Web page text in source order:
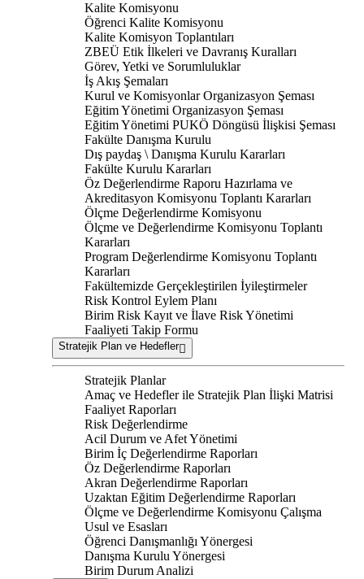
Kalite Komisyonu
Öğrenci Kalite Komisyonu
Kalite Komisyon Toplantıları
ZBEÜ Etik İlkeleri ve Davranış Kuralları
Görev, Yetki ve Sorumluluklar
İş Akış Şemaları
Kurul ve Komisyonlar Organizasyon Şeması
Eğitim Yönetimi Organizasyon Şeması
Eğitim Yönetimi PUKÖ Döngüsü İlişkisi Şeması
Fakülte Danışma Kurulu
Dış paydaş \ Danışma Kurulu Kararları
Fakülte Kurulu Kararları
Öz Değerlendirme Raporu Hazırlama ve
Akreditasyon Komisyonu Toplantı Kararları
Ölçme Değerlendirme Komisyonu
Ölçme ve Değerlendirme Komisyonu Toplantı
Kararları
Program Değerlendirme Komisyonu Toplantı
Kararları
Fakültemizde Gerçekleştirilen İyileştirmeler
Risk Kontrol Eylem Planı
Birim Risk Kayıt ve İlave Risk Yönetimi
Faaliyeti Takip Formu
Stratejik Plan ve Hedefler
Stratejik Planlar
Amaç ve Hedefler ile Stratejik Plan İlişki Matrisi
Faaliyet Raporları
Risk Değerlendirme
Acil Durum ve Afet Yönetimi
Birim İç Değerlendirme Raporları
Öz Değerlendirme Raporları
Akran Değerlendirme Raporları
Uzaktan Eğitim Değerlendirme Raporları
Ölçme ve Değerlendirme Komisyonu Çalışma
Usul ve Esasları
Öğrenci Danışmanlığı Yönergesi
Danışma Kurulu Yönergesi
Birim Durum Analizi